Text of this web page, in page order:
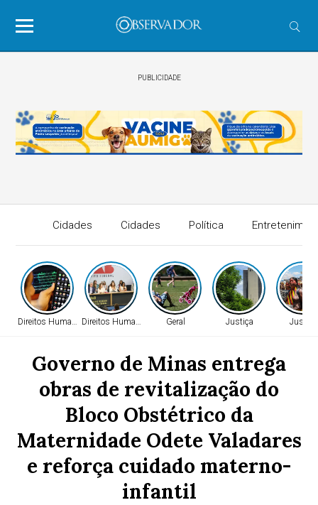
PUBLICIDADE
Cidades Cidades Política
Direitos HumanosDireitos Humanos Geral Justiça Justiça
Governo de Minas entrega
obras de revitalização do
Bloco Obstétrico da
Maternidade Odete Valadares
e reforça cuidado materno-
infantil